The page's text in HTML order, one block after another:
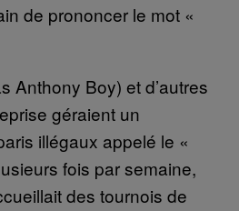
de prononcer le mot «
Anthony Boy) et d’autres
géraient un
illégaux appelé le «
fois par semaine,
des tournois de